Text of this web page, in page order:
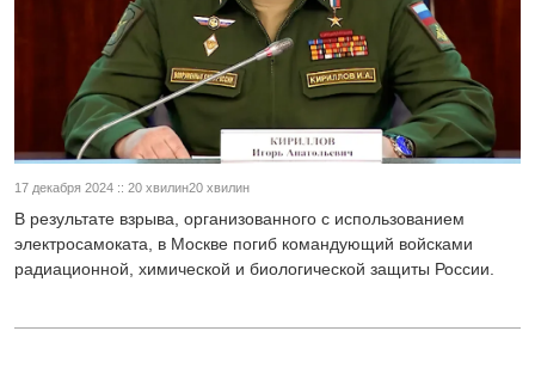
17 декабря 2024 :: 20 хвилин20 хвилин
В результате взрыва, организованного с использованием
электросамоката, в Москве погиб командующий войсками
радиационной, химической и биологической защиты России.